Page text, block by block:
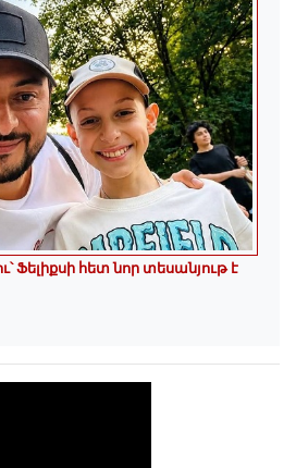
Ֆելիքսի հետ նոր տեսանյութ է